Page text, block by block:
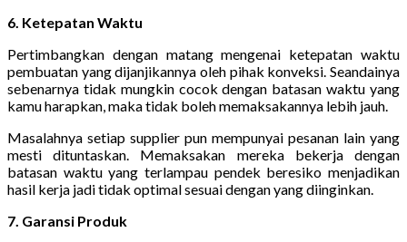
6. Ketepatan Waktu
Pertimbangkan dengan matang mengenai ketepatan waktu
pembuatan yang dijanjikannya oleh pihak konveksi. Seandainya
sebenarnya tidak mungkin cocok dengan batasan waktu yang
kamu harapkan, maka tidak boleh memaksakannya lebih jauh.
Masalahnya setiap supplier pun mempunyai pesanan lain yang
mesti dituntaskan. Memaksakan mereka bekerja dengan
batasan waktu yang terlampau pendek beresiko menjadikan
hasil kerja jadi tidak optimal sesuai dengan yang diinginkan.
7. Garansi Produk